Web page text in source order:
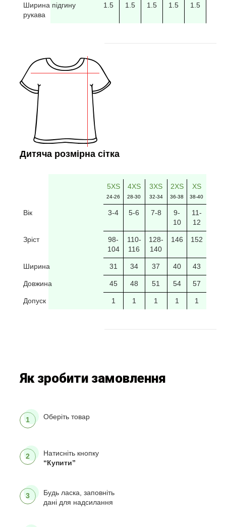
Ширина підгину
рукава
1.5 1.5 1.5 1.5 1.5
Дитяча розмірна сітка
5XS
24-26
4XS
28-30
3XS
32-34
2XS
36-38
XS
38-40
Вік 3-4 5-6 7-8
9-
10
11-
12
Зріст
98-
104
110-
116
128-
140
146 152
Ширина 31 34 37 40 43
Довжина 45 48 51 54 57
Допуск 1 1 1 1 1
Як зробити замовлення
1 Оберіть товар
2
Натисніть кнопку
“Купити”
3
Будь ласка, заповніть
дані для надсилання